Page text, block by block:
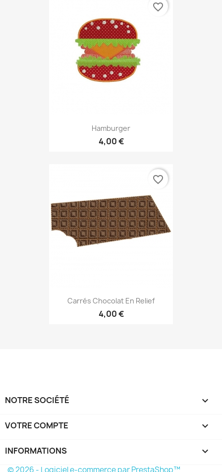
Hamburger
4,00 €
favorite_border
Carrés Chocolat En Relief
4,00 €
favorite_border
NOTRE SOCIÉTÉ 
VOTRE COMPTE 
INFORMATIONS keyboard_arrow_down
© 2026 - Logiciel e-commerce par PrestaShop™